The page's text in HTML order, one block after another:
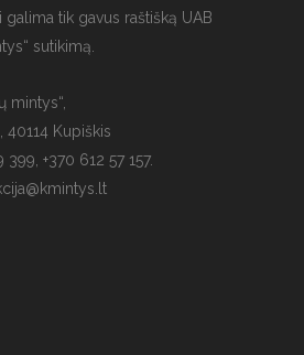
galima tik gavus raštišką UAB
sutikimą.
mintys“,
40114 Kupiškis
399, +370 612 57 157.